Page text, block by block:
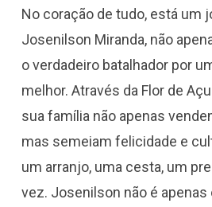
No coração de tudo, está um
Josenilson Miranda, não
o verdadeiro batalhador por
melhor. Através da Flor de
sua família não apenas
mas semeiam felicidade e
um arranjo, uma cesta, um
vez. Josenilson não é apenas